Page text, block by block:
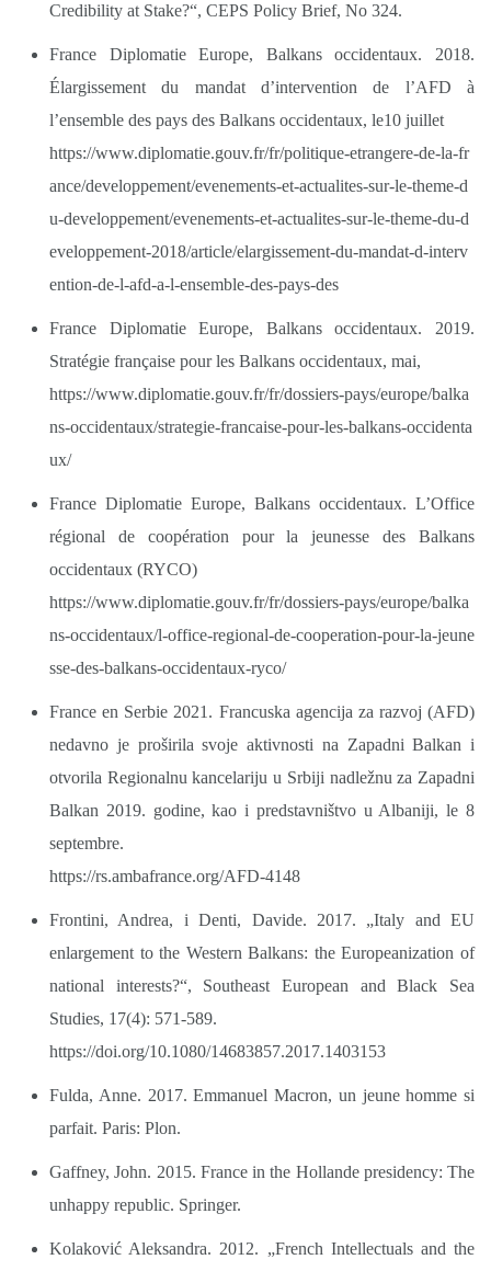
Credibility at Stake?“, CEPS Policy Brief, No 324.
France Diplomatie Europe, Balkans occidentaux. 2018.
Élargissement du mandat d’intervention de l’AFD à
l’ensemble des pays des Balkans occidentaux, le10 juillet
https://www.diplomatie.gouv.fr/fr/politique-etrangere-de-la-fr
ance/developpement/evenements-et-actualites-sur-le-theme-d
u-developpement/evenements-et-actualites-sur-le-theme-du-d
eveloppement-2018/article/elargissement-du-mandat-d-interv
ention-de-l-afd-a-l-ensemble-des-pays-des
France Diplomatie Europe, Balkans occidentaux. 2019.
Stratégie française pour les Balkans occidentaux, mai,
https://www.diplomatie.gouv.fr/fr/dossiers-pays/europe/balka
ns-occidentaux/strategie-francaise-pour-les-balkans-occidenta
ux/
France Diplomatie Europe, Balkans occidentaux. L’Office
régional de coopération pour la jeunesse des Balkans
occidentaux (RYCO)
https://www.diplomatie.gouv.fr/fr/dossiers-pays/europe/balka
ns-occidentaux/l-office-regional-de-cooperation-pour-la-jeune
sse-des-balkans-occidentaux-ryco/
France en Serbie 2021. Francuska agencija za razvoj (AFD)
nedavno je proširila svoje aktivnosti na Zapadni Balkan i
otvorila Regionalnu kancelariju u Srbiji nadležnu za Zapadni
Balkan 2019. godine, kao i predstavništvo u Albaniji, le 8
septembre.
https://rs.ambafrance.org/AFD-4148
Frontini, Andrea, i Denti, Davide. 2017. „Italy and EU
enlargement to the Western Balkans: the Europeanization of
national interests?“, Southeast European and Black Sea
Studies, 17(4): 571-589.
https://doi.org/10.1080/14683857.2017.1403153
Fulda, Anne. 2017. Emmanuel Macron, un jeune homme si
parfait. Paris: Plon.
Gaffney, John. 2015. France in the Hollande presidency: The
unhappy republic. Springer.
Kolaković Aleksandra. 2012. „French Intellectuals and the